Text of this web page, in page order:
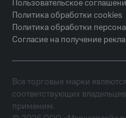
Пользовательское
Политика обработки cookies
Политика обработки
Согласие на получение
Все торговые марки
соответствующих
применим.